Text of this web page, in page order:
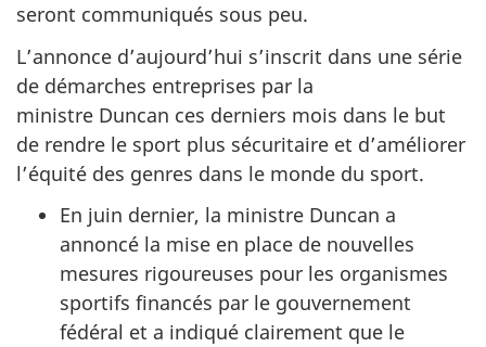
seront communiqués sous peu.
L’annonce d’aujourd’hui s’inscrit dans une série
de démarches entreprises par la
ministre Duncan ces derniers mois dans le but
de rendre le sport plus sécuritaire et d’améliorer
l’équité des genres dans le monde du sport.
En juin dernier, la ministre Duncan a
annoncé la mise en place de nouvelles
mesures rigoureuses pour les organismes
sportifs financés par le gouvernement
fédéral et a indiqué clairement que le